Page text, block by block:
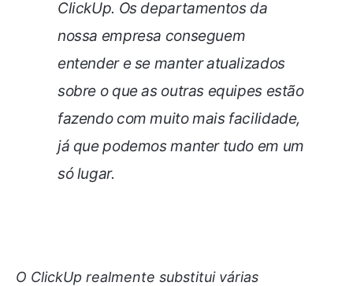
ClickUp. Os departamentos da
nossa empresa conseguem
entender e se manter atualizados
sobre o que as outras equipes estão
fazendo com muito mais facilidade,
já que podemos manter tudo em um
só lugar.
O ClickUp realmente substitui várias